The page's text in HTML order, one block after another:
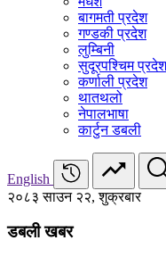
बागमती प्रदेश
गण्डकी प्रदेश
लुम्बिनी
सुदूरपश्चिम प्रदेश
कर्णाली प्रदेश
थातथलो
नेपालभाषा
कार्टुन डबली
English
२०८३ साउन २२, शुक्रबार
डबली खबर